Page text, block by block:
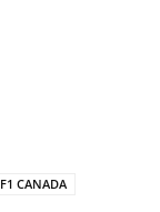
F1 CANADA